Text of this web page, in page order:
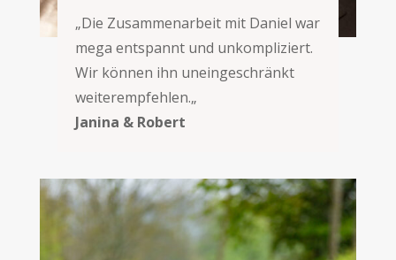
„Die Zusammenarbeit mit Daniel war
mega entspannt und unkompliziert.
Wir können ihn uneingeschränkt
weiterempfehlen.„
Janina & Robert